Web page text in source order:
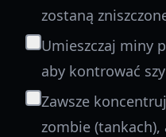
zostaną
Umieszczaj miny
aby kontrować
Zawsze
zombie (tankach),